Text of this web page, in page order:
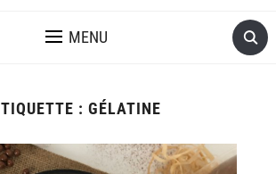
MENU
: GÉLATINE